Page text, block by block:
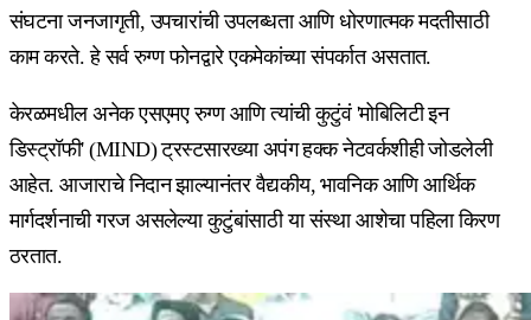
संघटना जनजागृती, उपचारांची उपलब्धता आणि धोरणात्मक मदतीसाठी
काम करते. हे सर्व रुग्ण फोनद्वारे एकमेकांच्या संपर्कात असतात.
केरळमधील अनेक एसएमए रुग्ण आणि त्यांची कुटुंवं 'मोबिलिटी इन
डिस्ट्रॉफी' (MIND) ट्रस्टसारख्या अपंग हक्क नेटवर्कशीही जोडलेली
आहेत. आजाराचे निदान झाल्यानंतर वैद्यकीय, भावनिक आणि आर्थिक
मार्गदर्शनाची गरज असलेल्या कुटुंबांसाठी या संस्था आशेचा पहिला किरण
ठरतात.